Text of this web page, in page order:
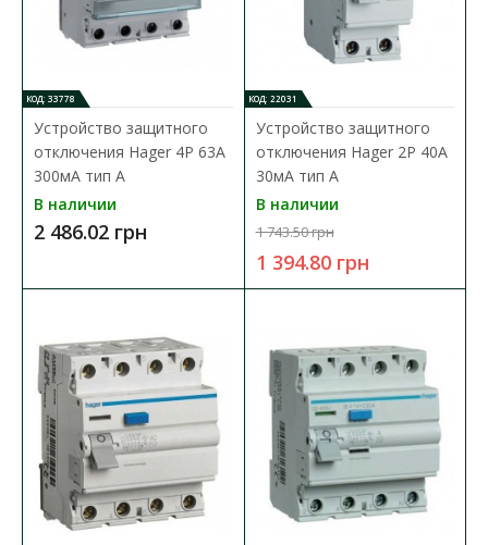
Дифференциальный автомат Hager 2P C32A 30мA
Дифференциальный автоматический выключатель
представляет собой уникальное устройство, в котором одно..
3 451.63 грн
В КОРЗИНУ
КОД: 33778
Устройство защитного
отключения Hager 4P 63A
300мA тип A
В наличии
2 486.02 грн
КОД: 22031
Устройство защитного
отключения Hager 2P 40A
30мA тип A
В наличии
1 743.50 грн
1 394.80 грн